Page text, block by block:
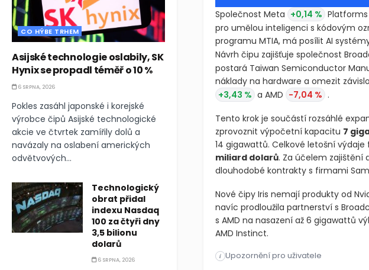
Společnost Meta +0,14 % Platforms
pro umělou inteligenci s kódovým
programu MTIA, má posílit AI
Návrh čipu zajišťuje společnost
postará Taiwan Semiconductor
náklady na hardware a omezit
+3,43 % a AMD -7,04 % .
Tento krok je součástí rozsáhlé
zprovoznit výpočetní kapacitu 7
14 gigawattů. Celkové letošní
miliard dolarů. Za účelem zajištění
dlouhodobé kontrakty s firmami
Nové čipy Iris nemají produkty od
navíc prodloužila partnerství s
s AMD na nasazení až 6 gigawattů
AMD Instinct.
Společnost Meta ​ Platforms plánuje
i Upozornění pro uživatele
CO HÝBE TRHEM
Asijské technologie oslabily, SK
Hynix se propadl téměř o 10 %
6 SRPNA, 2026
Pokles zasáhl japonské i korejské
výrobce čipů Asijské technologické
akcie ve čtvrtek zamířily dolů a
navázaly na oslabení amerických
odvětvových...
Technologický
obrat přidal
indexu Nasdaq
100 za čtyři dny
3,5 bilionu
dolarů
6 SRPNA, 2026